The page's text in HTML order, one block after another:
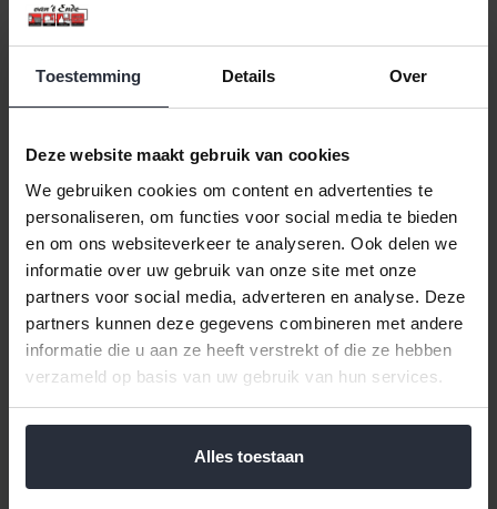
Toestemming Details Over
Deze website maakt gebruik van cookies
We gebruiken cookies om content en advertenties te
personaliseren, om functies voor social media te bieden
en om ons websiteverkeer te analyseren. Ook delen we
informatie over uw gebruik van onze site met onze
partners voor social media, adverteren en analyse. Deze
partners kunnen deze gegevens combineren met andere
informatie die u aan ze heeft verstrekt of die ze hebben
verzameld op basis van uw gebruik van hun services.
Alles toestaan
In winkelwagen
Veilig achteraf betalen, tot 14 dagen na aankoop
Gratis verzending vanaf €60,=
Waterkan 2,5L Bristol met
deksel 3ASS